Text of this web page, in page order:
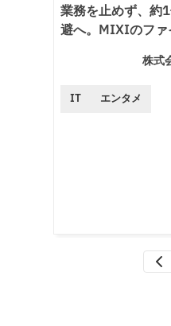
業務を止めず、約
避へ。MIXIのファ
株式
IT エンタメ